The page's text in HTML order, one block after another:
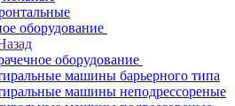
оборудование
оборудование
машины барьерного типа
машины неподрессореные